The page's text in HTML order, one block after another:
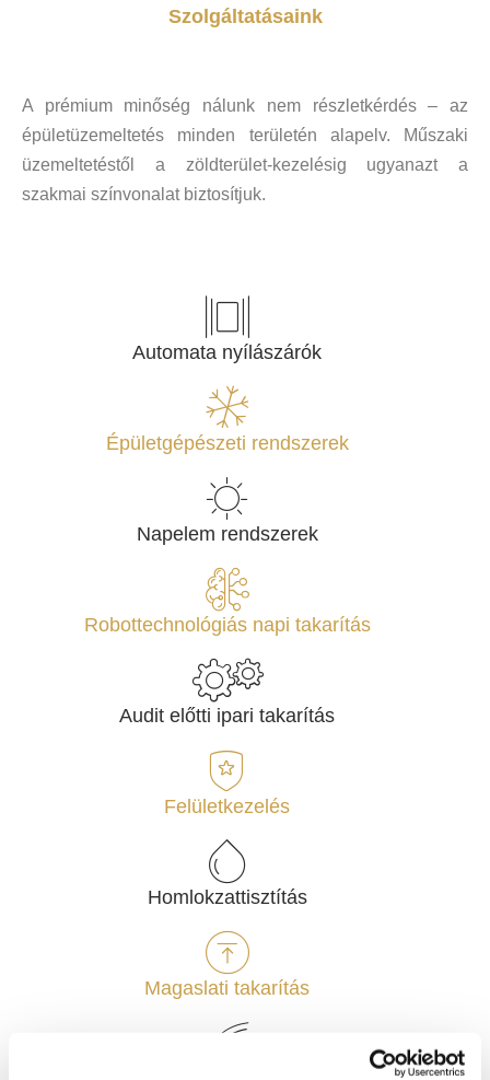
Szolgáltatásaink
A prémium minőség nálunk nem részletkérdés – az
épületüzemeltetés minden területén alapelv. Műszaki
üzemeltetéstől a zöldterület-kezelésig ugyanazt a
szakmai színvonalat biztosítjuk.
Automata nyílászárók
Épületgépészeti rendszerek
Napelem rendszerek
Robottechnológiás napi takarítás
Audit előtti ipari takarítás
Felületkezelés
Homlokzattisztítás
Magaslati takarítás